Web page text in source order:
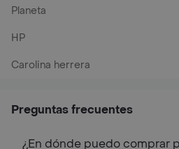
Planeta
HP
Carolina herrera
Preguntas frecuentes
¿En dónde puedo comprar